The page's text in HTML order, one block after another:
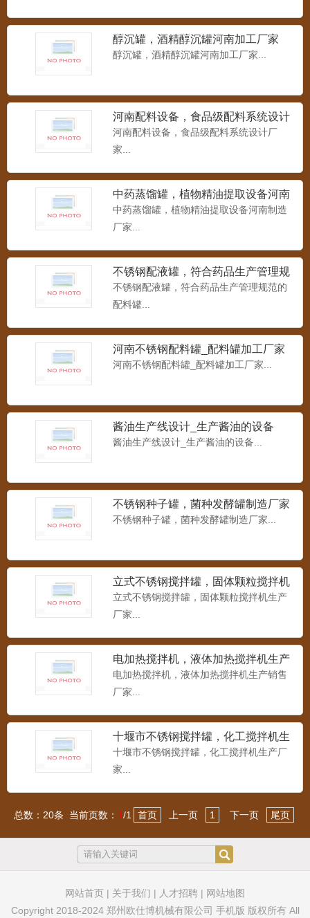
醇沉罐，酒精醇沉罐河南加工厂家
醇沉罐，酒精醇沉罐河南加工厂家...
河南配料设备，食品级配料系统设计
厂家
河南配料设备，食品级配料系统设计厂
家...
中药蒸馏罐，植物精油提取设备河南
制造厂家
中药蒸馏罐，植物精油提取设备河南制造
厂家...
不锈钢配液罐，符合药品生产管理规
范的配料罐
不锈钢配液罐，符合药品生产管理规范的
配料罐...
河南不锈钢配料罐_配料罐加工厂家
河南不锈钢配料罐_配料罐加工厂家...
酱油生产线设计_生产酱油的设备
酱油生产线设计_生产酱油的设备...
不锈钢种子罐，菌种发酵罐制造厂家
不锈钢种子罐，菌种发酵罐制造厂家...
立式不锈钢搅拌罐，固体颗粒搅拌机
生产厂家
立式不锈钢搅拌罐，固体颗粒搅拌机生产
厂家...
电加热搅拌机，液体加热搅拌机生产
销售厂家
电加热搅拌机，液体加热搅拌机生产销售
厂家...
十堰市不锈钢搅拌罐，化工搅拌机生
产厂家
十堰市不锈钢搅拌罐，化工搅拌机生产厂
家...
总数：20条 当前页数： 1/1 首页 上一页 1 下一页 尾页
网站首页 | 关于我们 | 人才招聘 | 网站地图
Copyright 2018-2024 郑州欧仕博机械有限公司 手机版 版权所有 All